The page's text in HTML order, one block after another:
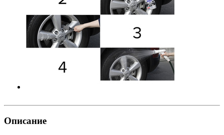
Описание